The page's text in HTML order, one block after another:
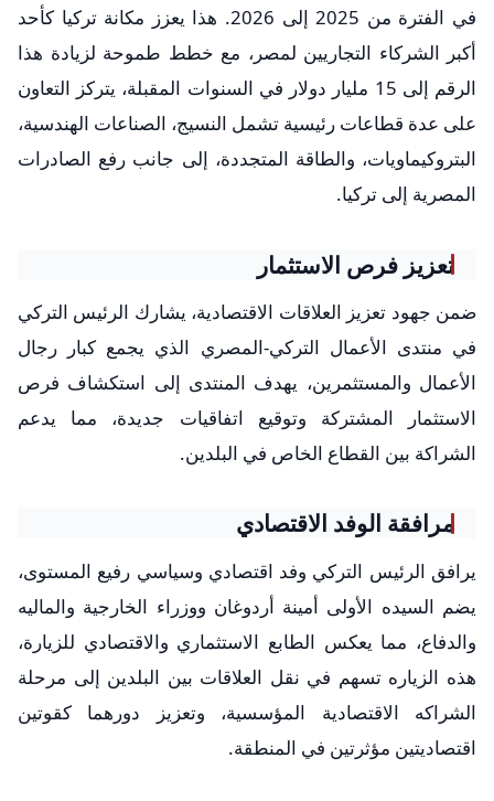
في الفترة من 2025 إلى 2026. هذا يعزز مكانة تركيا كأحد
أكبر الشركاء التجاريين لمصر، مع خطط طموحة لزيادة هذا
الرقم إلى 15 مليار دولار في السنوات المقبلة، يتركز التعاون
على عدة قطاعات رئيسية تشمل النسيج، الصناعات الهندسية،
البتروكيماويات، والطاقة المتجددة، إلى جانب رفع الصادرات
المصرية إلى تركيا.
تعزيز فرص الاستثمار
ضمن جهود تعزيز العلاقات الاقتصادية، يشارك الرئيس التركي
في منتدى الأعمال التركي-المصري الذي يجمع كبار رجال
الأعمال والمستثمرين، يهدف المنتدى إلى استكشاف فرص
الاستثمار المشتركة وتوقيع اتفاقيات جديدة، مما يدعم
الشراكة بين القطاع الخاص في البلدين.
مرافقة الوفد الاقتصادي
يرافق الرئيس التركي وفد اقتصادي وسياسي رفيع المستوى،
يضم السيده الأولى أمينة أردوغان ووزراء الخارجية والماليه
والدفاع، مما يعكس الطابع الاستثماري والاقتصادي للزيارة،
هذه الزياره تسهم في نقل العلاقات بين البلدين إلى مرحلة
الشراكه الاقتصادية المؤسسية، وتعزيز دورهما كقوتين
اقتصاديتين مؤثرتين في المنطقة.